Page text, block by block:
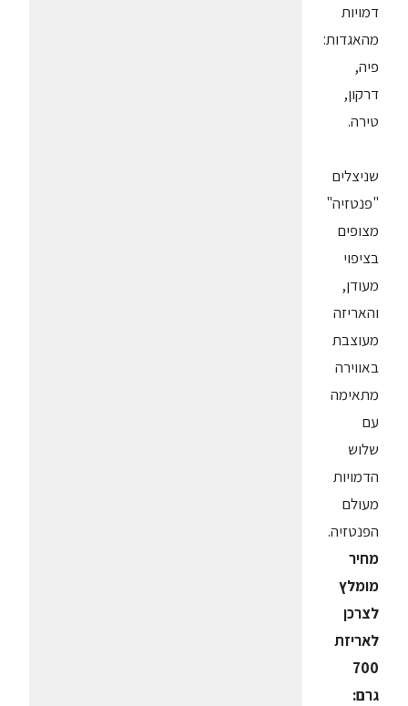
דמויות
מהאגדות:
פיה,
דרקון,
טירה.
שניצלים
"פנטזיה"
מצופים
בציפוי
מעודן,
והאריזה
מעוצבת
באווירה
מתאימה
עם
שלוש
הדמויות
מעולם
הפנטזיה.
מחיר
מומלץ
לצרכן
לאריזת
700
גרם: